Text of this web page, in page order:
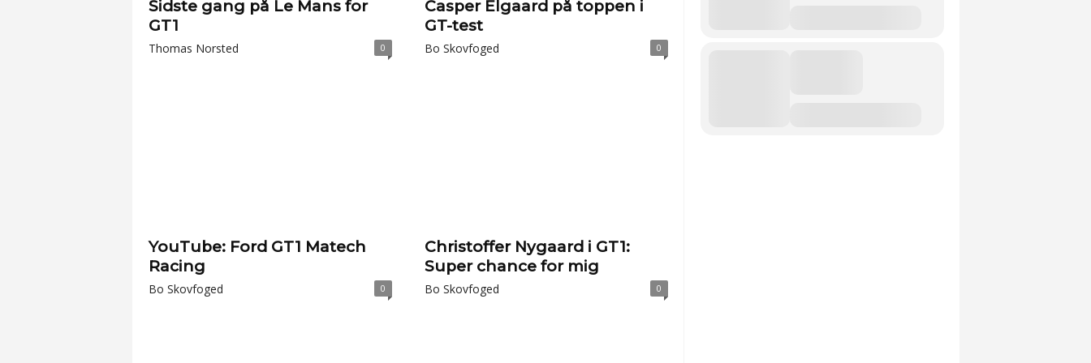
Sidste gang på Le Mans for
GT1
Thomas Norsted 0
Casper Elgaard på toppen i
GT-test
Bo Skovfoged 0
YouTube: Ford GT1 Matech
Racing
Bo Skovfoged 0
Christoffer Nygaard i GT1:
Super chance for mig
Bo Skovfoged 0